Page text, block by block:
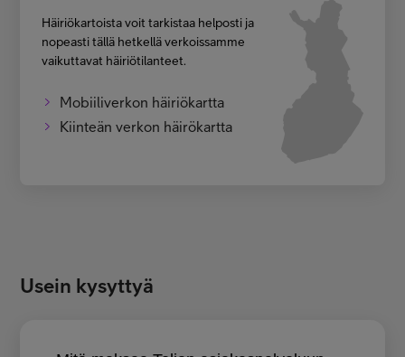
Häiriökartoista voit tarkistaa helposti ja
nopeasti tällä hetkellä verkoissamme
vaikuttavat häiriötilanteet.
Mobiiliverkon häiriökartta
Kiinteän verkon häirökartta
Usein kysyttyä